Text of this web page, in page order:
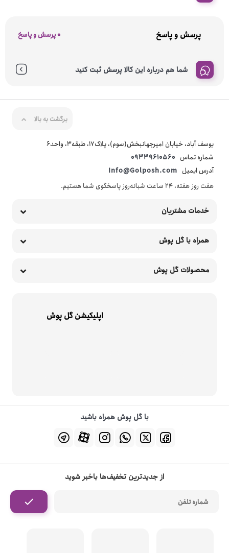
پرسش و پاسخ 0 پرسش و پاسخ
شما هم درباره این کالا پرسش ثبت کنید
برگشت به بالا
یوسف آباد، خیابان امیرجهانبخش(سوم)، پلاک17، طبقه3، واحد6
شماره تماس 09339610560
آدرس ایمیل Info@Golposh.com
هفت روز هفته، ۲۴ ساعت شبانه‌روز پاسخگوی شما هستیم.
خدمات مشتریان
همراه با گل پوش
محصولات گل پوش
اپلیکیشن گل پوش
با گل پوش همراه باشید
از جدیدترین تخفیف‌ها باخبر شوید